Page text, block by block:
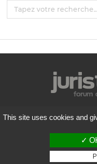
Politique
Conditions
This site uses cookies and
✓